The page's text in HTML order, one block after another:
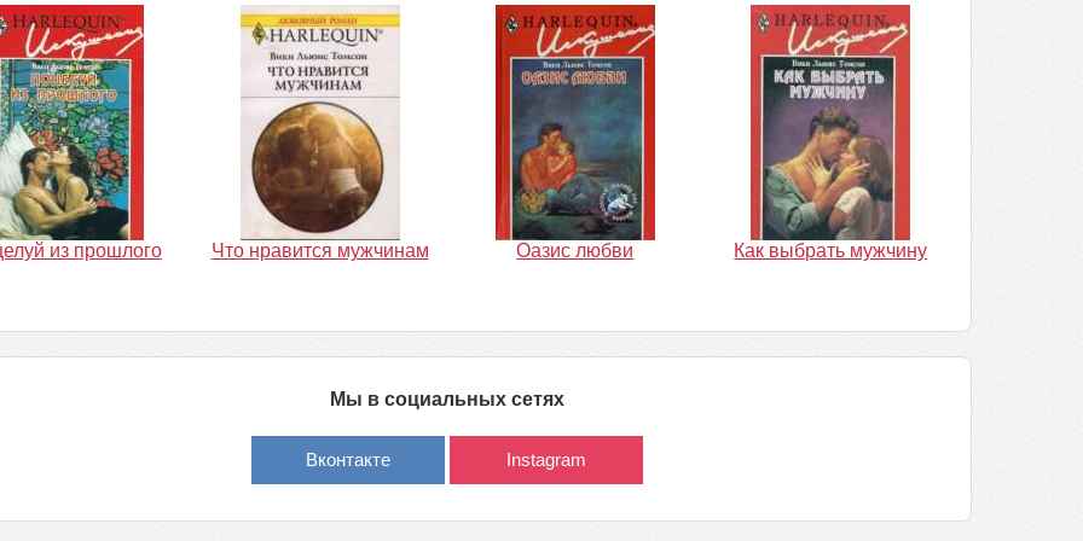
из прошлого Что нравится мужчинам Оазис любви Как выбрать мужчину
Мы в социальных сетях
Вконтакте Instagram